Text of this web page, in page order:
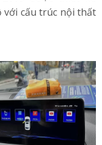
với cấu trúc nội thất